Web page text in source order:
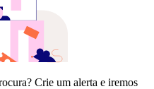
Crie um alerta e iremos